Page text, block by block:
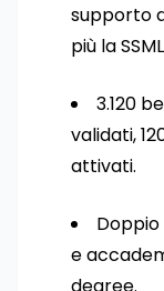
supporto
più la
3.120
validati,
attivati.
e